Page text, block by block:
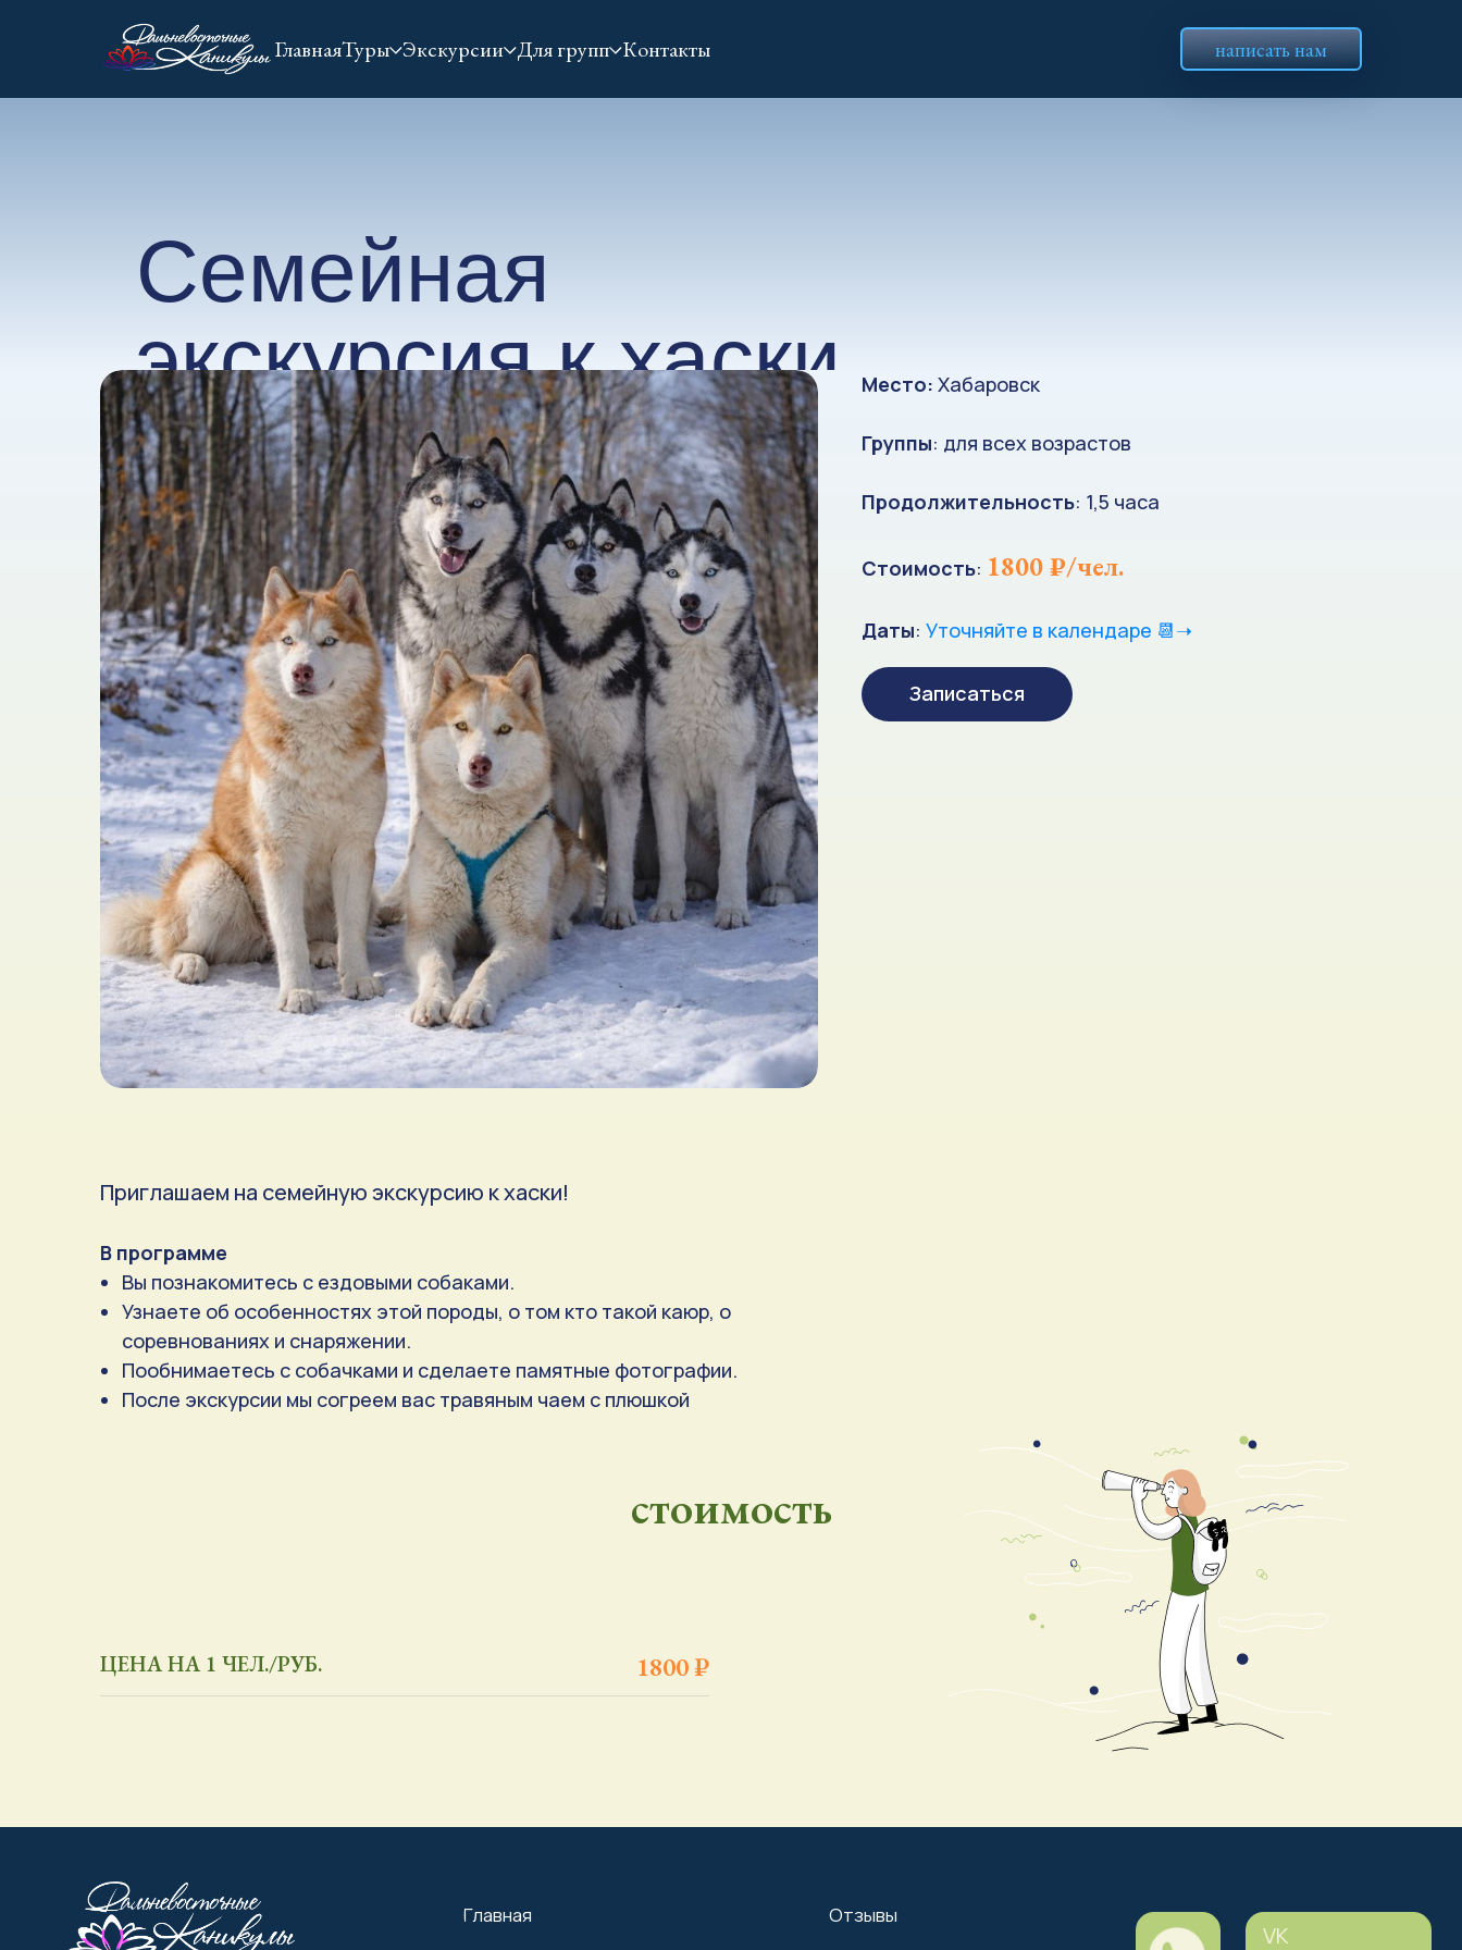
ГлавнаяТуры Экскурсии Для групп Контакты написать нам
Семейная
экскурсия к хаски
Место: Хабаровск
Группы: для всех возрастов
Продолжительность: 1,5 часа
Стоимость: 1800 ₽/чел.
Даты: Уточняйте в календаре 📆➝
Записаться
Приглашаем на семейную экскурсию к хаски!
В программе
Вы познакомитесь с ездовыми собаками.
Узнаете об особенностях этой породы, о том кто такой каюр, о
соревнованиях и снаряжении.
Пообнимаетесь с собачками и сделаете памятные фотографии.
После экскурсии мы согреем вас травяным чаем с плюшкой
стоимость
ЦЕНА НА 1 ЧЕЛ./РУБ. 1800 ₽
+7 (4212) 240-206
+7 (4212) 240-119
VK
dvholidays
Календарь туров